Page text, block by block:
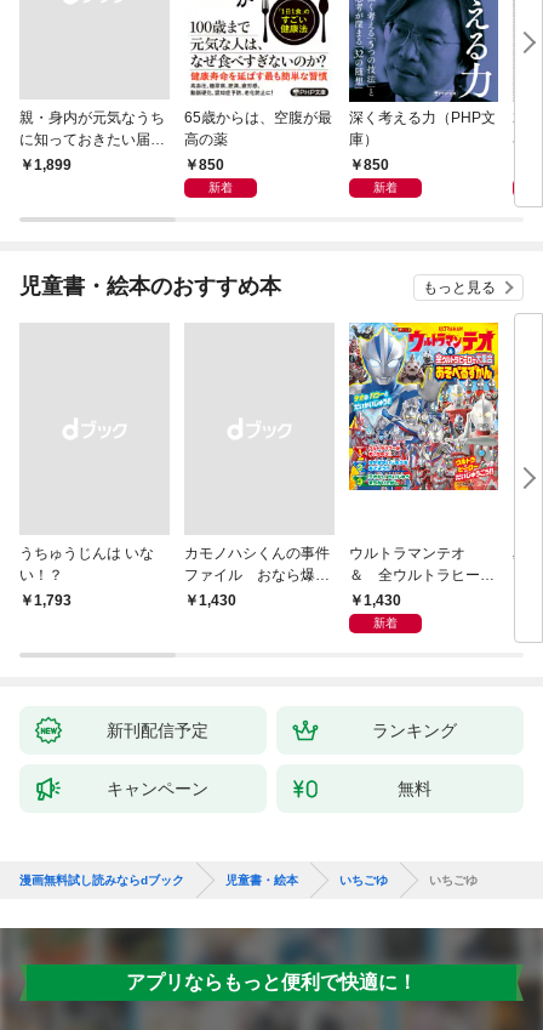
親・身内が元気なうち
に知っておきたい届
出・手続きの準備（き
￥1,899
65歳からは、空腹が最
高の薬
850
新着
深く考える力（PHP文
庫）
850
新着
20
界
児童書・絵本のおすすめ本 もっと見る
うちゅうじんは いな
い！？
￥1,793
カモノハシくんの事件
ファイル おなら爆
弾！ 危機イッパツ編
￥1,430
ウルトラマンテオ
＆ 全ウルトラヒーロ
ー大集合 あそべるず
かん
1,430
新着
星
新刊配信予定 ランキング
キャンペーン 無料
漫画無料試し読みならdブック 児童書・絵本 いちごゆ いちごゆ
アプリならもっと便利で快適に！